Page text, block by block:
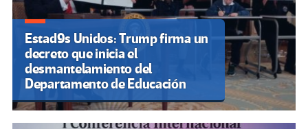
Estad9s Unidos: Trump firma un
decreto que inicia el
desmantelamiento del
Departamento de Educación